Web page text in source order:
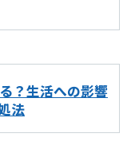
？生活への影響
法